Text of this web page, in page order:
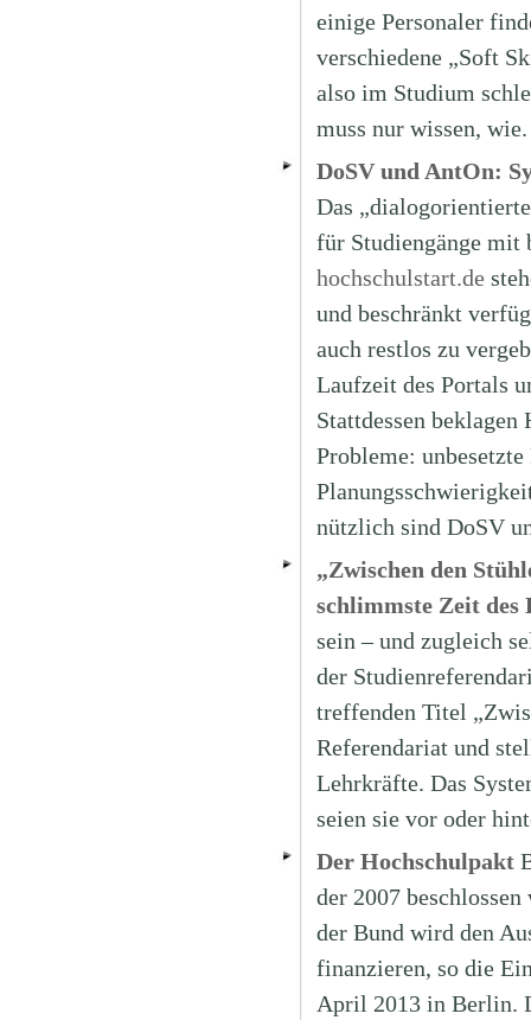
einige Personaler
verschiedene „Soft
also im Studium
muss nur wissen,
DoSV und AntOn:
Das
für Studiengänge mit
hochschulstart.de
und beschränkt
auch restlos zu
Laufzeit des Portals
Stattdessen
Probleme:
nützlich sind DoSV
„Zwischen den
schlimmste Zeit des
sein – und zugleich
der
treffenden Titel
Referendariat und
Lehrkräfte. Das
seien sie vor oder
Der Hochschulpakt
der 2007
der Bund wird den
finanzieren, so die
April 2013 in Berlin.